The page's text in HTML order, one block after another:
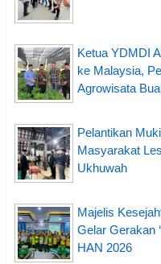
Ketua YDMDI
ke Malaysia,
Agrowisata
Pelantikan
Masyarakat
Ukhuwah
Majelis
Gelar Gerakan
HAN 2026